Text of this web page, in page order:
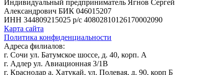
Индивидуальный предприниматель Ягнов Сергей
Александрович БИК 046015207
ИНН 344809215025 р/с 40802810126170002090
Карта сайта
Политика конфиденциальности
Адреса филиалов:
г. Сочи ул. Батумское шоссе, д. 40, корп. А
г. Адлер ул. Авиационная 3/1В
г. Краснодар а. Хатукай, ул. Полевая, д. 90, корп Б